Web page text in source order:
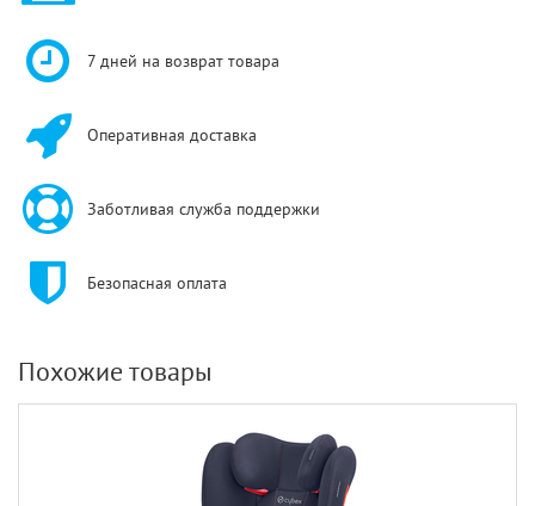
7 дней на возврат товара
Оперативная доставка
Заботливая служба поддержки
Безопасная оплата
Похожие товары